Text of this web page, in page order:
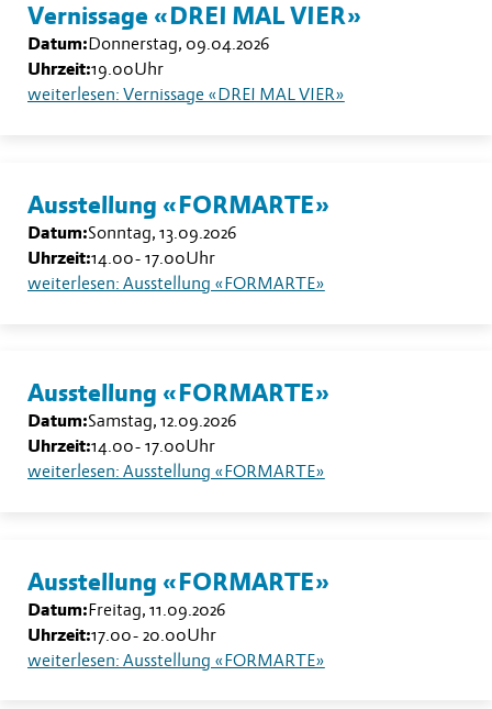
Vernissage «DREI MAL VIER»
Datum:Donnerstag, 09.04.2026
Uhrzeit:19.00Uhr
weiterlesen: Vernissage «DREI MAL VIER»
Ausstellung «FORMARTE»
Datum:Sonntag, 13.09.2026
Uhrzeit:14.00- 17.00Uhr
weiterlesen: Ausstellung «FORMARTE»
Ausstellung «FORMARTE»
Datum:Samstag, 12.09.2026
Uhrzeit:14.00- 17.00Uhr
weiterlesen: Ausstellung «FORMARTE»
Ausstellung «FORMARTE»
Datum:Freitag, 11.09.2026
Uhrzeit:17.00- 20.00Uhr
weiterlesen: Ausstellung «FORMARTE»